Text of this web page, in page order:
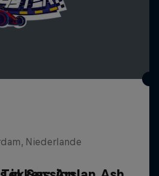
Niederlande